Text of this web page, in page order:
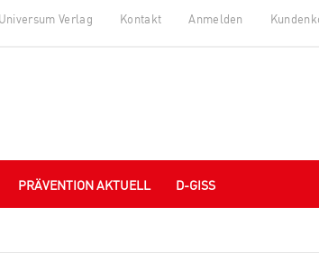
Universum Verlag Kontakt Anmelden
PRÄVENTION AKTUELL D-GISS